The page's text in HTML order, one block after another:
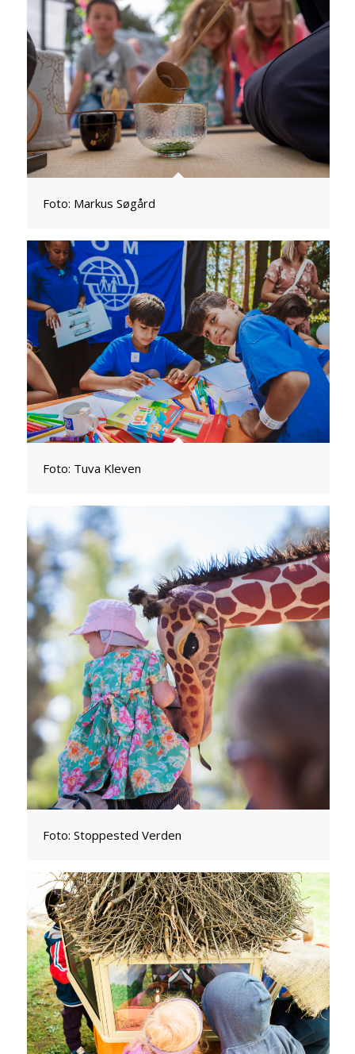
Foto: Markus Søgård
Foto: Tuva Kleven
Foto: Stoppested Verden